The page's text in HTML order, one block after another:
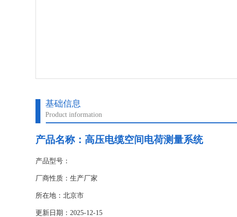
基础信息
Product information
产品名称： 高压电缆空间电荷测量系统
产品型号：
厂商性质：生产厂家
所在地：北京市
更新日期：2025-12-15